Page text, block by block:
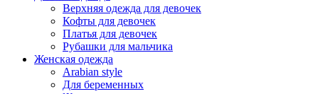
Верхняя одежда для девочек
Кофты для девочек
Платья для девочек
Рубашки для мальчика
Женская одежда
Arabian style
Для беременных